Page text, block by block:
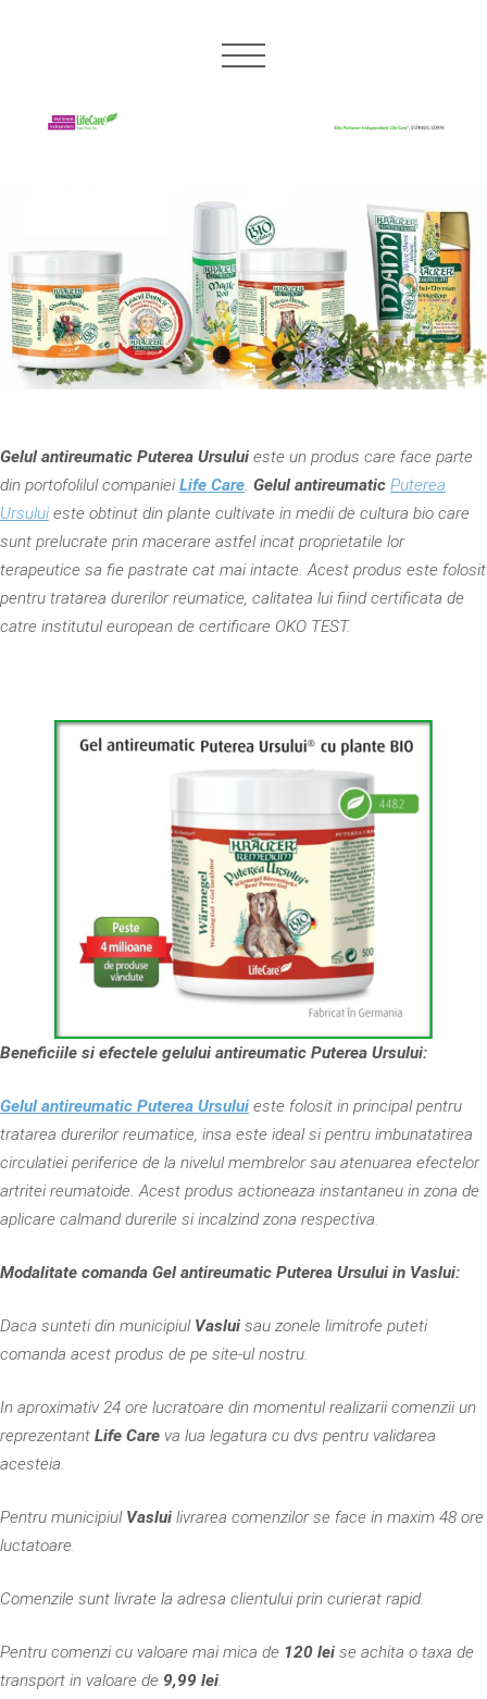
Gelul antireumatic Puterea Ursului este un produs care face parte
din portofolilul companieiLife Care. Gelul antireumatic Puterea
Ursuluieste obtinut din plante cultivate in medii de cultura bio care
sunt prelucrate prin macerare astfel incat proprietatile lor
terapeutice sa fie pastrate cat mai intacte. Acest produs este folosit
pentru tratarea durerilor reumatice, calitatea lui fiind certificata de
catre institutul european de certificare OKO TEST.
Beneficiile si efectele gelului antireumatic Puterea Ursului:
Gelul antireumatic Puterea Ursului este folosit in principal pentru
tratarea durerilor reumatice, insa este ideal si pentru imbunatatirea
circulatiei periferice de la nivelul membrelor sau atenuarea efectelor
artritei reumatoide. Acest produs actioneaza instantaneu in zona de
aplicare calmand durerile si incalzind zona respectiva.
Modalitate comanda Gel antireumatic Puterea Ursului in Vaslui:
Daca sunteti din municipiul Vaslui sau zonele limitrofe puteti
comanda acest produs de pe site-ul nostru.
In aproximativ 24 ore lucratoare din momentul realizarii comenzii un
reprezentant Life Care va lua legatura cu dvs pentru validarea
acesteia.
Pentru municipiul Vaslui livrarea comenzilor se face in maxim 48 ore
luctatoare.
Comenzile sunt livrate la adresa clientului prin curierat rapid.
Pentru comenzi cu valoare mai mica de 120 lei se achita o taxa de
transport in valoare de 9,99 lei.